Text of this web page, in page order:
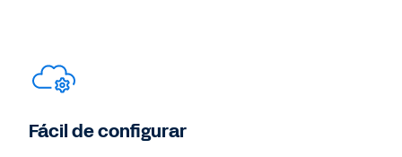
Fácil de configurar